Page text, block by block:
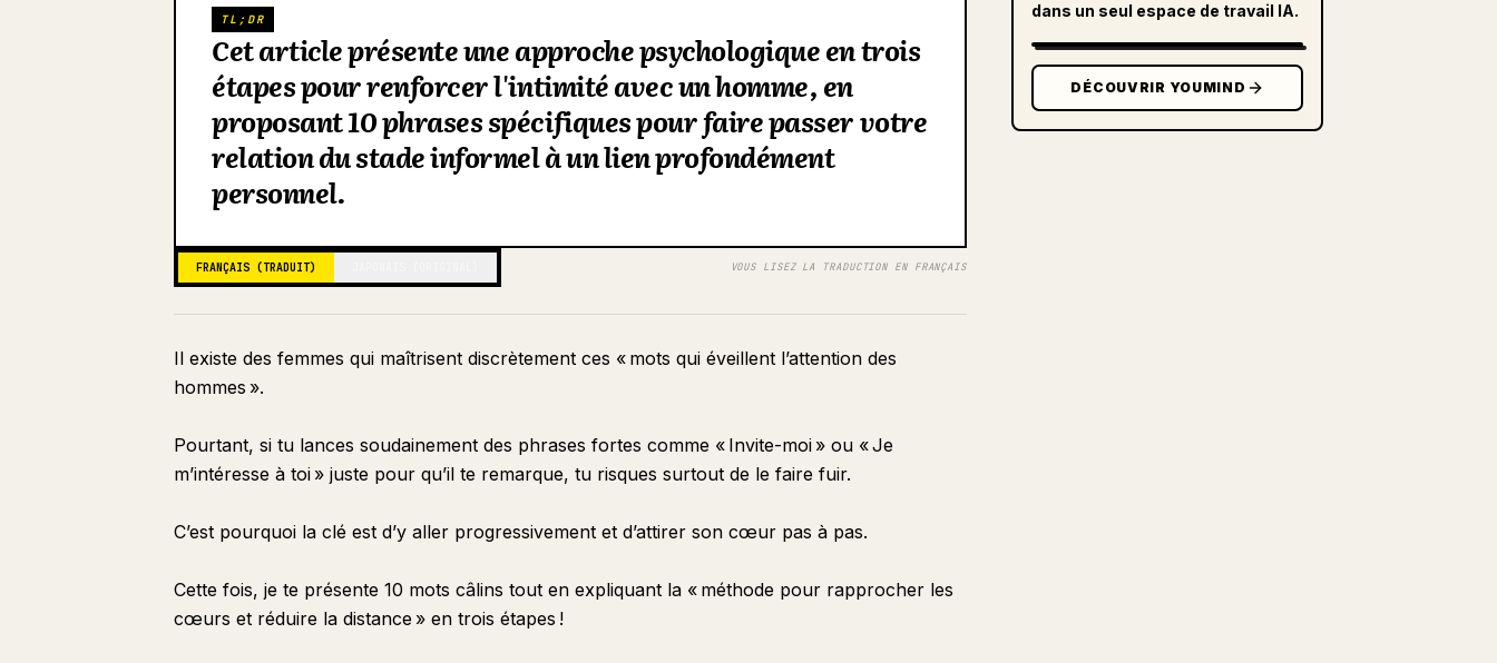
TL;DR
Cet article présente une approche psychologique en trois
étapes pour renforcer l'intimité avec un homme, en
proposant 10 phrases spécifiques pour faire passer votre
relation du stade informel à un lien profondément
personnel.
FRANÇAIS (TRADUIT) VOUS LISEZ LA TRADUCTION EN FRANÇAIS
Il existe des femmes qui maîtrisent discrètement ces « mots qui éveillent l’attention des
hommes ».
Pourtant, si tu lances soudainement des phrases fortes comme « Invite-moi » ou « Je
m’intéresse à toi » juste pour qu’il te remarque, tu risques surtout de le faire fuir.
C’est pourquoi la clé est d’y aller progressivement et d’attirer son cœur pas à pas.
Cette fois, je te présente 10 mots câlins tout en expliquant la « méthode pour rapprocher les
cœurs et réduire la distance » en trois étapes !
dans un seul espace de travail IA.
DÉCOUVRIR YOUMIND